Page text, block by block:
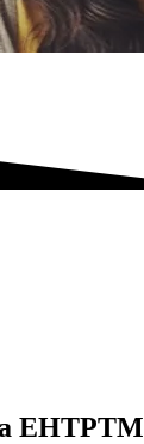
EHTPTM